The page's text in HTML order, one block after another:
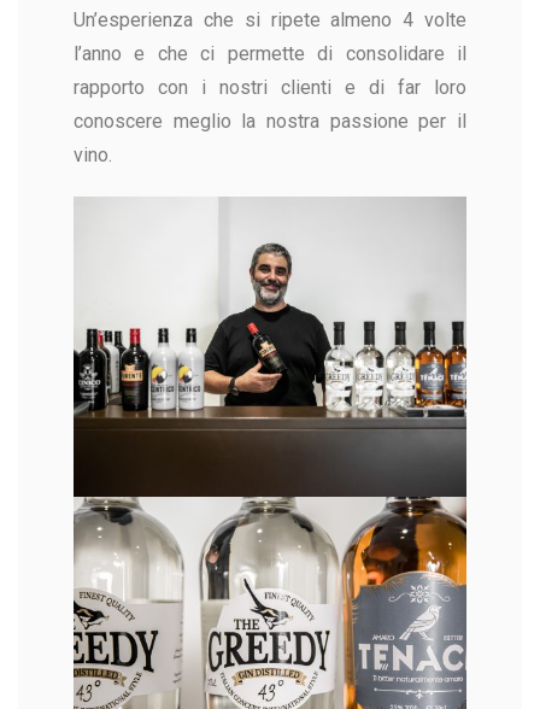
Un’esperienza che si ripete almeno 4 volte
l’anno e che ci permette di consolidare il
rapporto con i nostri clienti e di far loro
conoscere meglio la nostra passione per il
vino.